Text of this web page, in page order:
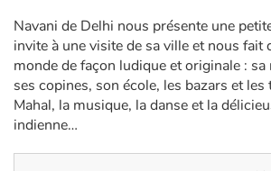
Écologie, nature, saisons
Les animaux
Voyage, épopée, enquête, aventure
Navani de Delhi nous présente une
invite à une visite de sa ville et nous
monde de façon ludique et originale :
ses copines, son école, les bazars et les
Mahal, la musique, la danse et la
indienne…